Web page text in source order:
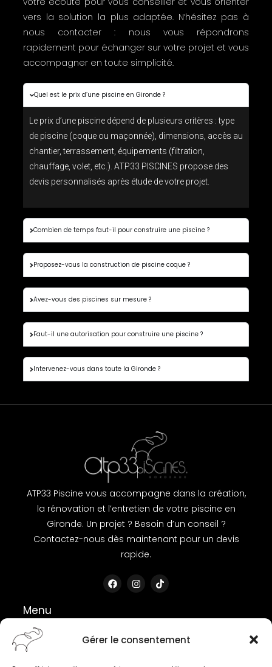
Gérer le consentement
vers la solution la plus adaptée. N’hésitez pas à
nous contacter : nous vous répondrons
rapidement pour échanger sur votre projet et vous
accompagner en toute simplicité.
Quel est le prix d’une piscine en Gironde ?
Le prix d’une piscine dépend de plusieurs critères : type
de piscine (coque ou maçonnée), dimensions, accès au
chantier, terrassement, équipements (filtration,
chauffage, volet, etc.). ATP33 PISCINES propose des
devis personnalisés après étude de votre projet.
Combien de temps faut-il pour construire une piscine ?
Proposez-vous la construction de piscine coque ?
Avez-vous des piscines sur mesure ?
Faut-il une autorisation pour construire une piscine ?
Intervenez-vous dans toute la Gironde ?
ATP33 Piscine vous accompagne dans la création,
la rénovation et l’entretien de votre piscine en
Gironde. Un projet ? Besoin d’un conseil ?
Contactez-nous dès maintenant pour un devis
rapide.
Menu
Construction de piscine